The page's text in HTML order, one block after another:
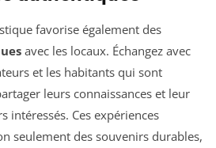
favorise également des
avec les locaux. Échangez avec
et les habitants qui sont
leurs connaissances et leur
intéressés. Ces expériences
seulement des souvenirs durables,